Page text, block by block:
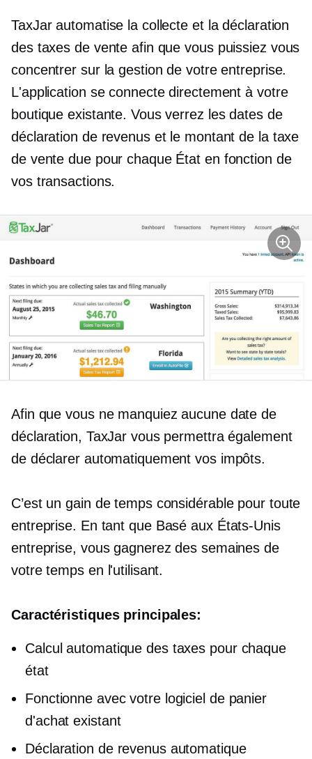
TaxJar automatise la collecte et la déclaration
des taxes de vente afin que vous puissiez vous
concentrer sur la gestion de votre entreprise.
L'application se connecte directement à votre
boutique existante. Vous verrez les dates de
déclaration de revenus et le montant de la taxe
de vente due pour chaque État en fonction de
vos transactions.
Afin que vous ne manquiez aucune date de
déclaration, TaxJar vous permettra également
de déclarer automatiquement vos impôts.
C’est un gain de temps considérable pour toute
entreprise. En tant que Basé aux États-Unis
entreprise, vous gagnerez des semaines de
votre temps en l'utilisant.
Caractéristiques principales:
Calcul automatique des taxes pour chaque
état
Fonctionne avec votre logiciel de panier
d'achat existant
Déclaration de revenus automatique